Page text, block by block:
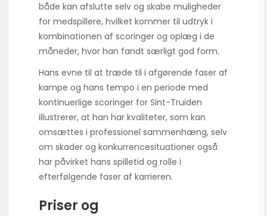
både kan afslutte selv og skabe muligheder
for medspillere, hvilket kommer til udtryk i
kombinationen af scoringer og oplæg i de
måneder, hvor han fandt særligt god form.
Hans evne til at træde til i afgørende faser af
kampe og hans tempo i en periode med
kontinuerlige scoringer for Sint-Truiden
illustrerer, at han har kvaliteter, som kan
omsættes i professionel sammenhæng, selv
om skader og konkurrencesituationer også
har påvirket hans spilletid og rolle i
efterfølgende faser af karrieren.
Priser og